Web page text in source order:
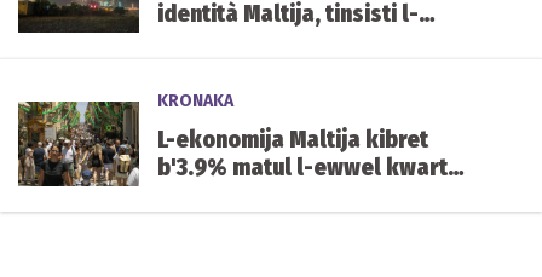
identità Maltija, tinsisti l-
KRONAKA
L-ekonomija Maltija kibret
b'3.9% matul l-ewwel kwart